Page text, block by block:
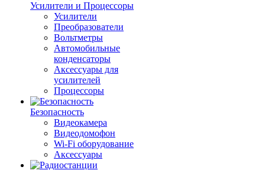
Усилители и Процессоры
Усилители
Преобразователи
Вольтметры
Автомобильные
конденсаторы
Аксессуары для
усилителей
Процессоры
Безопасность
Видеокамера
Видеодомофон
Wi-Fi оборудование
Аксессуары